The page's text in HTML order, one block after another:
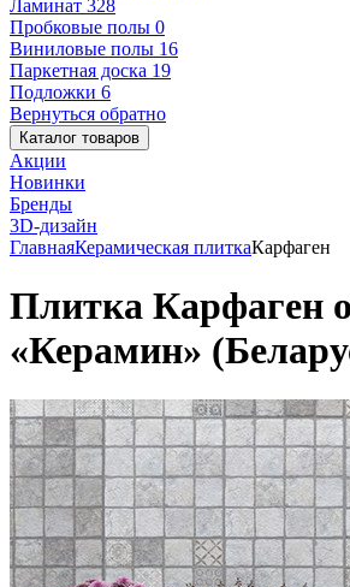
Ламинат 328
Пробковые полы 0
Виниловые полы 16
Паркетная доска 19
Подложки 6
Вернуться обратно
Каталог товаров
Акции
Новинки
Бренды
3D-дизайн
ГлавнаяКерамическая плиткаКарфаген
Плитка Карфаген
«Керамин»